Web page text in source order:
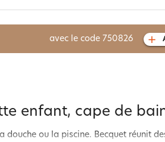
À découvrir
avec le code 750826
enfant, cape de
ou la piscine. Becquet réunit